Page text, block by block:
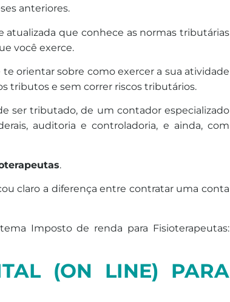
anteriores.
que conhece as normas tributárias
você exerce.
orientar sobre como exercer a sua atividade
tributos e sem correr riscos tributários.
ser tributado, de um contador especializado
auditoria e controladoria, e ainda, com
.
claro a diferença entre contratar uma conta
Imposto de renda para Fisioterapeutas:
(ON LINE) PARA